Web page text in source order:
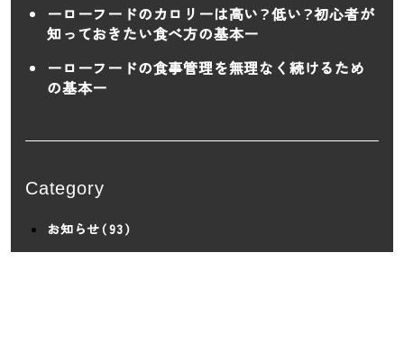
ーローフードのカロリーは高い？低い？初心者が
知っておきたい食べ方の基本ー
ーローフードの食事管理を無理なく続けるため
の基本ー
Category
お知らせ（93）